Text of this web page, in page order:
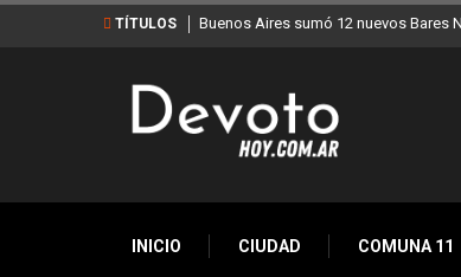
TÍTULOS Buenos Aires sumó 12 nuevos Bares
INICIO CIUDAD COMUNA 11